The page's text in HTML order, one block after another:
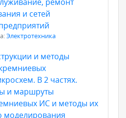
и сетей
Электротехника
и методы
В 2 частях.
и маршруты
ИС и методы их
моделирования